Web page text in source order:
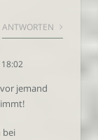
ANTWORTEN
18:02
jemand
bei